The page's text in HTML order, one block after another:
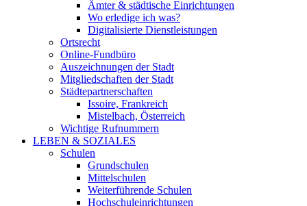
Ämter & städtische Einrichtungen
Wo erledige ich was?
Digitalisierte Dienstleistungen
Ortsrecht
Online-Fundbüro
Auszeichnungen der Stadt
Mitgliedschaften der Stadt
Städtepartnerschaften
Issoire, Frankreich
Mistelbach, Österreich
Wichtige Rufnummern
LEBEN & SOZIALES
Schulen
Grundschulen
Mittelschulen
Weiterführende Schulen
Hochschuleinrichtungen